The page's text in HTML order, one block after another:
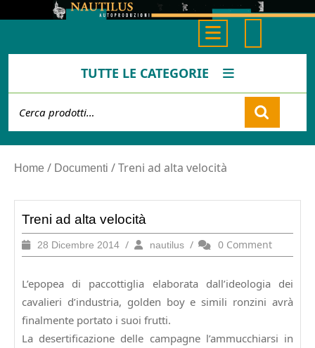
Button
TUTTE LE CATEGORIE
Cart
Home / Documenti / Treni ad alta velocità
Treni ad alta velocità
28 Dicembre 2014 28
Dicembre
/ nautilusnautilus
/ 0 Comment
L’epopea di paccottiglia elaborata dall’ideologia dei
cavalieri d’industria, golden boy e simili ronzini avrà
finalmente portato i suoi frutti.
La desertificazione delle campagne l’ammucchiarsi in